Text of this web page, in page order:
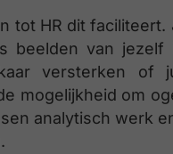
tot HR dit
beelden van
versterken
mogelijkheid om
analytisch werk